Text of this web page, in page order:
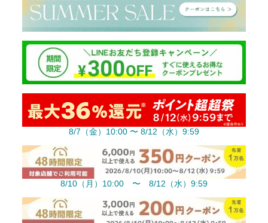
8/7（金）10:00 〜 8/12（水）9:59
8/10（月）10:00 〜 8/12（水）9:59